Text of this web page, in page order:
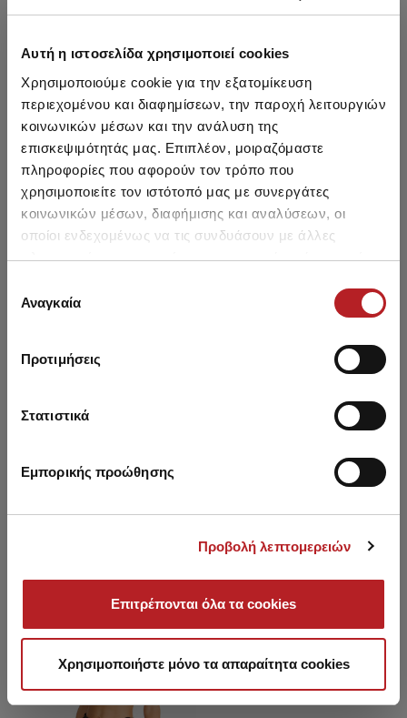
Αυτή η ιστοσελίδα χρησιμοποιεί cookies
Χρησιμοποιούμε cookie για την εξατομίκευση
περιεχομένου και διαφημίσεων, την παροχή λειτουργιών
κοινωνικών μέσων και την ανάλυση της
επισκεψιμότητάς μας. Επιπλέον, μοιραζόμαστε
πληροφορίες που αφορούν τον τρόπο που
χρησιμοποιείτε τον ιστότοπό μας με συνεργάτες
κοινωνικών μέσων, διαφήμισης και αναλύσεων, οι
οποίοι ενδεχομένως να τις συνδυάσουν με άλλες
πληροφορίες που τους έχετε παραχωρήσει ή τις οποίες
των υπηρεσιών τους.
συγκατάθεσης
Αναγκαία
Προτιμήσεις
Στατιστικά
Εμπορικής προώθησης
Προβολή λεπτομερειών
Επιτρέπονται όλα τα cookies
Χρησιμοποιήστε μόνο τα απαραίτητα cookies
Μπορεί να σου αρέσει επίσης
Barbados Culotte Bikini